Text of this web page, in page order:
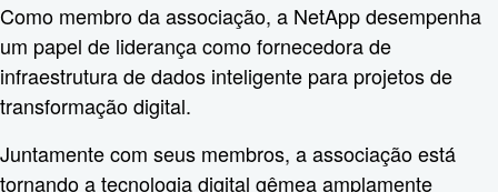
Como membro da associação, a NetApp desempenha
um papel de liderança como fornecedora de
infraestrutura de dados inteligente para projetos de
transformação digital.
Juntamente com seus membros, a associação está
tornando a tecnologia digital gêmea amplamente